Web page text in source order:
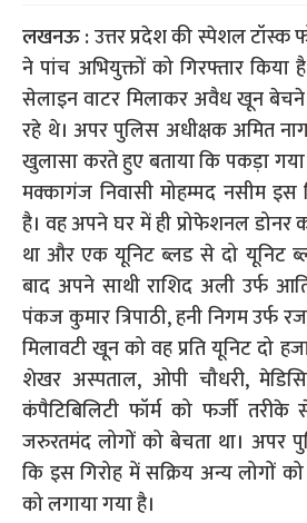
लखनऊ :उत्तर प्रदेश की स्पेशल टॉस्क
ने पांच अभियुक्तों को गिरफ्तार
सेलाइन वाटर मिलाकर अवैध खून बेचने
रहे थे। अपर पुलिस अधीक्षक अमित
खुलासा करते हुए बताया कि पकड़ा
मक्कागंज निवासी मोहम्मद नसीम इस
है। वह अपने घर में ही प्रोफेशनल डोनर
था और एक यूनिट ब्लड से दो यूनिट
बाद अपने साथी राशिद अली उर्फ
पंकज कुमार त्रिपाठी, हनी निगम उर्फ
मिलावटी खून को वह प्रति यूनिट दो
शेखर अस्पताल, ओपी चौधरी,
कंपैटिबिलिटी फॉर्म को फर्जी
जरुरतमंद लोगों को बेचता था। अपर
कि इस गिरोह में सक्रिय अन्य लोगों
को लगाया गया है।